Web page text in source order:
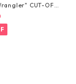
CUT-OFF